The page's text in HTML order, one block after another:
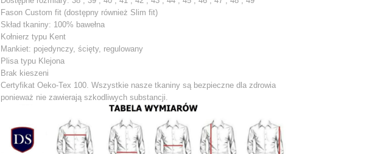
Fason Custom fit (dostępny również Slim fit)
Skład tkaniny: 100% bawełna
Kołnierz typu Kent
Mankiet: pojedynczy, ścięty, regulowany
Plisa typu Klejona
Brak kieszeni
Certyfikat Oeko-Tex 100. Wszystkie nasze tkaniny są bezpieczne dla zdrowia
ponieważ nie zawierają szkodliwych substancji.